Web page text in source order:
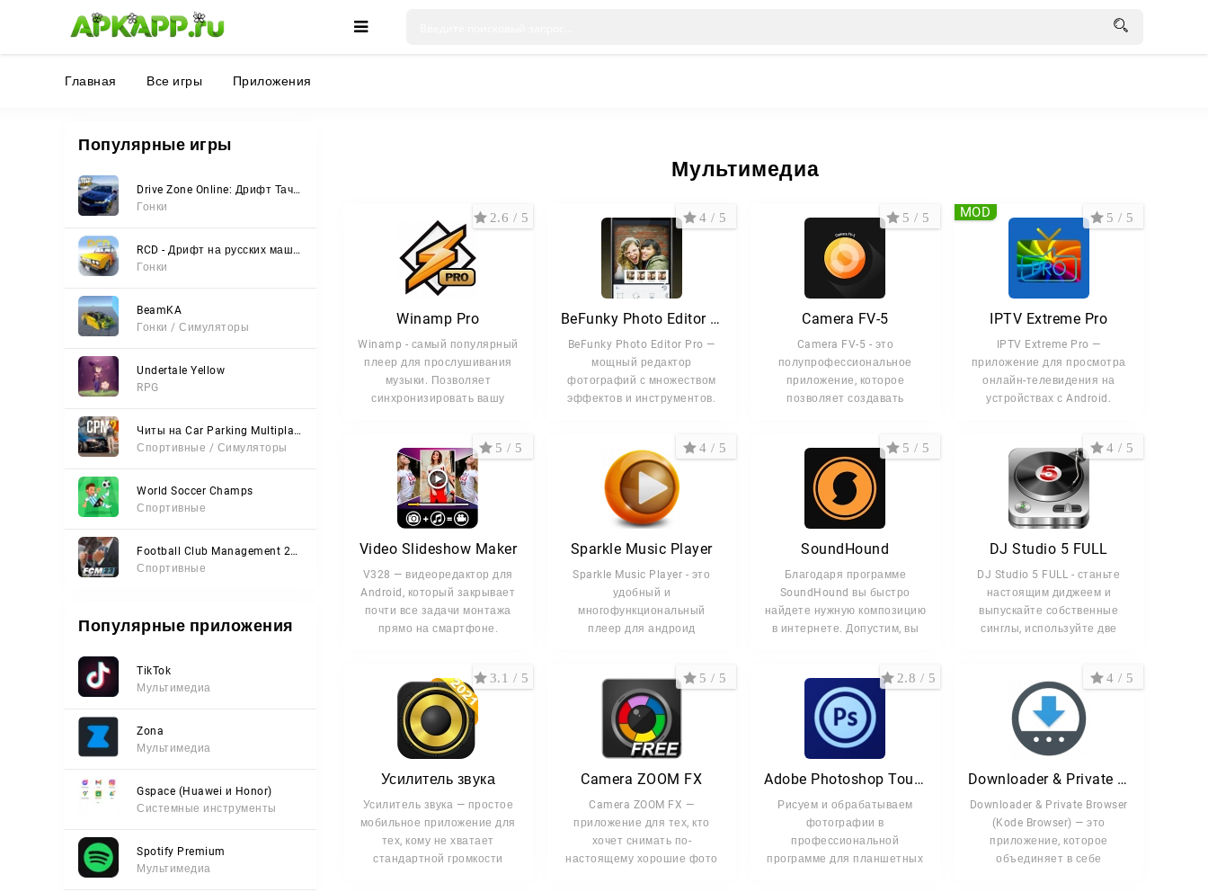
🌸 🌼 🌺
Главная Все игры Приложения
Популярные игры
Drive Zone Online: Дрифт Тачки
Гонки
RCD - Дрифт на русских машинах
Гонки
BeamKA
Гонки / Симуляторы
Undertale Yellow
RPG
Читы на Car Parking Multiplayer 2 (Все открыто, Мод-Меню)
Спортивные / Симуляторы
World Soccer Champs
Спортивные
Football Club Management 2023
Спортивные
Популярные приложения
TikTok
Мультимедиа
Zona
Мультимедиа
Gspace (Huawei и Honor)
Системные инструменты
Spotify Premium
Мультимедиа
Мультимедиа
Winamp Pro
Winamp - самый популярный
плеер для прослушивания
музыки. Позволяет
синхронизировать вашу
2.6 / 5
BeFunky Photo Editor Pro
BeFunky Photo Editor Pro —
мощный редактор
фотографий с множеством
эффектов и инструментов.
4 / 5
Camera FV-5
Camera FV-5 - это
полупрофессиональное
приложение, которое
позволяет создавать
5 / 5
IPTV Extreme Pro
IPTV Extreme Pro —
приложение для просмотра
онлайн-телевидения на
устройствах с Android.
5 / 5
MOD
Video Slideshow Maker
V328 — видеоредактор для
Android, который закрывает
почти все задачи монтажа
прямо на смартфоне.
5 / 5
Sparkle Music Player
Sparkle Music Player - это
удобный и
многофункциональный
плеер для андроид
4 / 5
SoundHound
Благодаря программе
SoundHound вы быстро
найдете нужную композицию
в интернете. Допустим, вы
5 / 5
DJ Studio 5 FULL
DJ Studio 5 FULL - станьте
настоящим диджеем и
выпускайте собственные
синглы, используйте две
4 / 5
Усилитель звука
Усилитель звука — простое
мобильное приложение для
тех, кому не хватает
стандартной громкости
3.1 / 5
Camera ZOOM FX
Camera ZOOM FX —
приложение для тех, кто
хочет снимать по-
настоящему хорошие фото
5 / 5
Adobe Photoshop Touch
Рисуем и обрабатываем
фотографии в
профессиональной
программе для планшетных
2.8 / 5
Downloader & Private Browser
Downloader & Private Browser
(Kode Browser) — это
приложение, которое
объединяет в себе
4 / 5